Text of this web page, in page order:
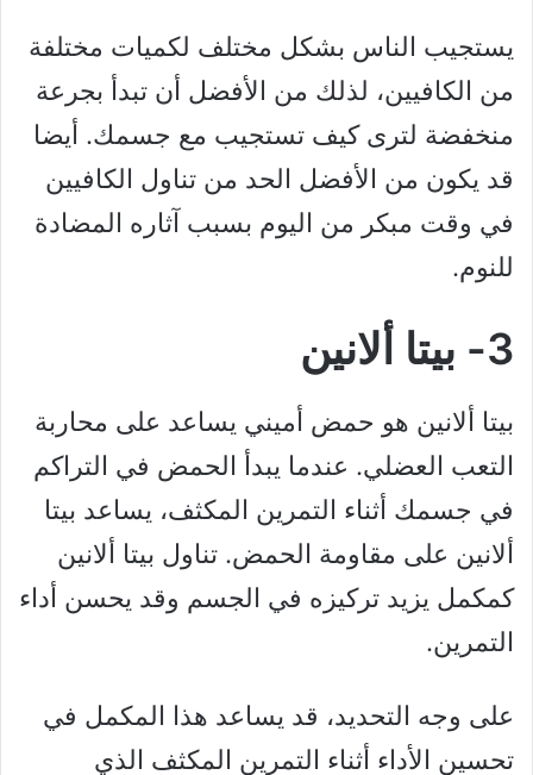
يستجيب الناس بشكل مختلف لكميات مختلفة
من الكافيين، لذلك من الأفضل أن تبدأ بجرعة
منخفضة لترى كيف تستجيب مع جسمك. أيضا
قد يكون من الأفضل الحد من تناول الكافيين
في وقت مبكر من اليوم بسبب آثاره المضادة
للنوم.
3- بيتا ألانين
بيتا ألانين هو حمض أميني يساعد على محاربة
التعب العضلي. عندما يبدأ الحمض في التراكم
في جسمك أثناء التمرين المكثف، يساعد بيتا
ألانين على مقاومة الحمض. تناول بيتا ألانين
كمكمل يزيد تركيزه في الجسم وقد يحسن أداء
التمرين.
على وجه التحديد، قد يساعد هذا المكمل في
تحسين الأداء أثناء التمرين المكثف الذي